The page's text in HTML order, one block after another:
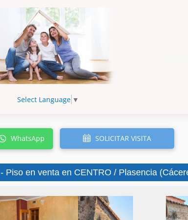
Select Language ▼
WhatsApp SOLICITAR VISITA
- Piso en venta en CENTRO / Plasencia